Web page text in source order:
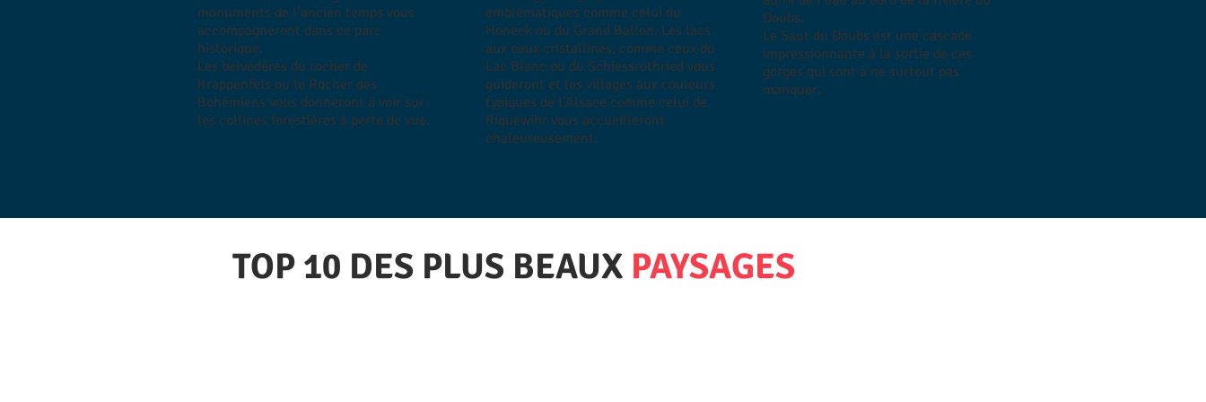
monuments de l’ancien temps vous
accompagneront dans ce parc
historique.
Les belvédères du rocher de
Krappenfels ou le Rocher des
Bohémiens vous donneront à voir sur
les collines forestières à perte de vue.
emblématiques comme celui du
Honeck ou du Grand Ballon. Les lacs
aux eaux cristallines, comme ceux du
Lac Blanc ou du Schiessrothried vous
guideront et les villages aux couleurs
typiques de l’Alsace comme celui de
Riquewihr vous accueilleront
chaleureusement.
Doubs.
Le Saut du Doubs est une cascade
impressionnante à la sortie de ces
gorges qui sont à ne surtout pas
manquer.
TOP 10 DES PLUS BEAUX PAYSAGES